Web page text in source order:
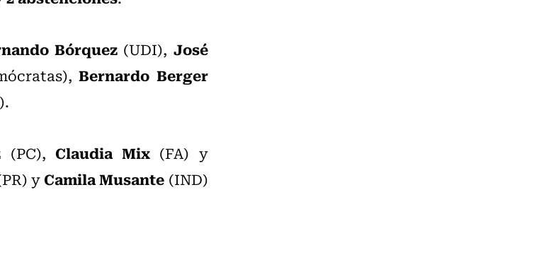
Bórquez (UDI), José
Bernardo Berger
(PC), Claudia Mix (FA) y
yCamila Musante (IND)